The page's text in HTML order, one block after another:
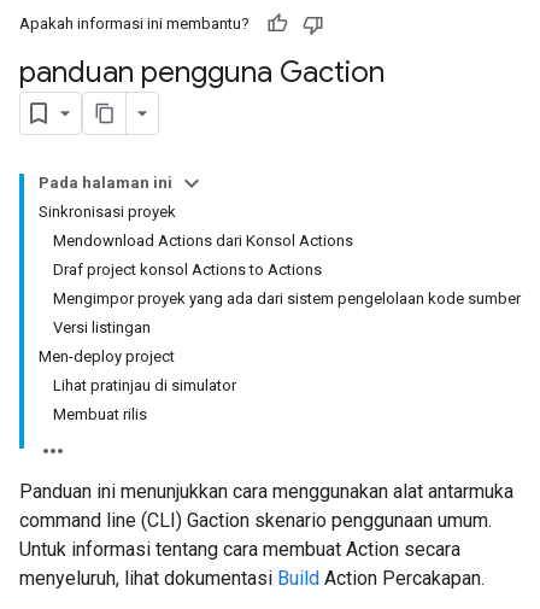
Apakah informasi ini membantu?
panduan pengguna Gaction
Pada halaman ini
Sinkronisasi proyek
Mendownload Actions dari Konsol Actions
Draf project konsol Actions to Actions
Mengimpor proyek yang ada dari sistem pengelolaan kode sumber
Versi listingan
Men-deploy project
Lihat pratinjau di simulator
Membuat rilis
Panduan ini menunjukkan cara menggunakan alat antarmuka
command line (CLI) Gaction skenario penggunaan umum.
Untuk informasi tentang cara membuat Action secara
menyeluruh, lihat dokumentasi Build Action Percakapan.